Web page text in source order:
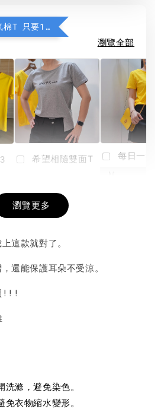
加購 MIT防曬透氣棉T 只要190元
瀏覽全部
+
希望相隨雙面T
NT$ 190
-
每日一笑
加入購物車
瀏覽更多
這款就對了。
還能保護耳朵不受涼。
!!!
滌，避免染色。
衣物縮水變形。